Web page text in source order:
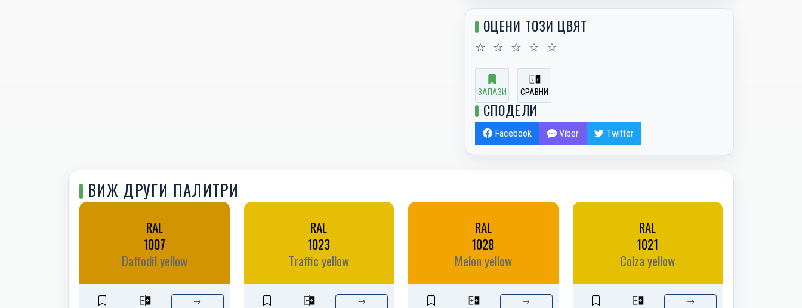
ОЦЕНИ ТОЗИ ЦВЯТ
☆ ☆ ☆ ☆ ☆
ЗАПАЗИ СРАВНИ
СПОДЕЛИ
Facebook Viber Twitter
ВИЖ ДРУГИ ПАЛИТРИ
RAL
1007
Daffodil yellow
RAL
1023
Traffic yellow
RAL
1028
Melon yellow
RAL
1021
Colza yellow